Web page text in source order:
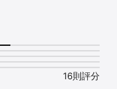
、在機艙、入境通關、
地鐵、計程車及優步、
16則評分